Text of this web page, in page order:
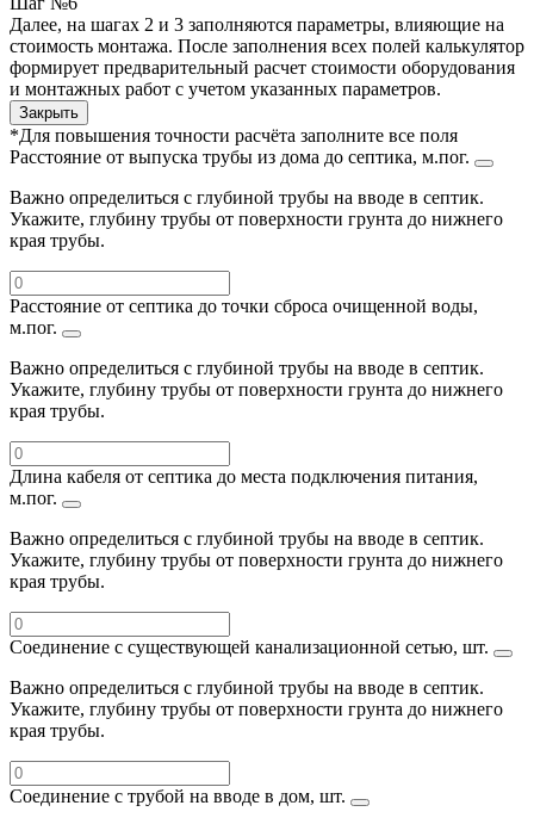
Далее, на шагах 2 и 3 заполняются параметры, влияющие на
стоимость монтажа. После заполнения всех полей калькулятор
формирует предварительный расчет стоимости оборудования
и монтажных работ с учетом указанных параметров.
Закрыть
*Для повышения точности расчёта заполните все поля
Расстояние от выпуска трубы из дома до септика, м.пог.
Важно определиться с глубиной трубы на вводе в септик.
Укажите, глубину трубы от поверхности грунта до нижнего
края трубы.
Расстояние от септика до точки сброса очищенной воды,
м.пог.
Важно определиться с глубиной трубы на вводе в септик.
Укажите, глубину трубы от поверхности грунта до нижнего
края трубы.
Длина кабеля от септика до места подключения питания,
м.пог.
Важно определиться с глубиной трубы на вводе в септик.
Укажите, глубину трубы от поверхности грунта до нижнего
края трубы.
Соединение с существующей канализационной сетью, шт.
Важно определиться с глубиной трубы на вводе в септик.
Укажите, глубину трубы от поверхности грунта до нижнего
края трубы.
Соединение с трубой на вводе в дом, шт.